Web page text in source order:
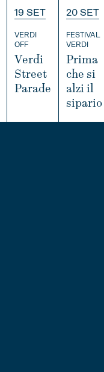
19 SET
VERDI
OFF
Verdi
Street
Parade
INFO
20 SET
FESTIVAL
VERDI
Prima
che si
alzi il
sipario